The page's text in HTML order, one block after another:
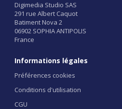
Digimedia Studio SAS
291 rue Albert Caquot
Batiment Nova 2
06902 SOPHIA ANTIPOLIS
France
Informations légales
Préférences cookies
Conditions d'utilisation
CGU